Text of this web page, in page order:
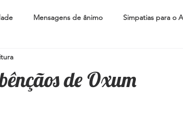
Mensagens de ânimo Simpatias para o
a família
de Oxum